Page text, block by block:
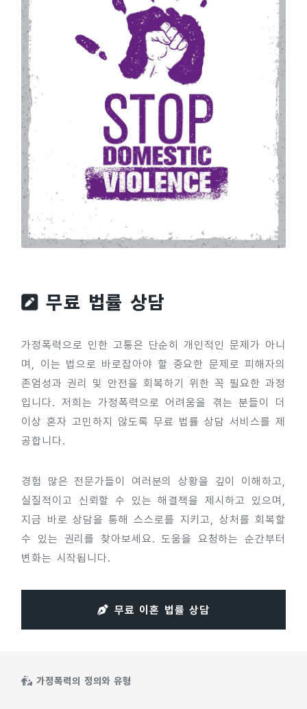
무료 법률 상담
가정폭력으로 인한 고통은 단순히 개인적인 문제가 아니
며, 이는 법으로 바로잡아야 할 중요한 문제로 피해자의
존엄성과 권리 및 안전을 회복하기 위한 꼭 필요한 과정
입니다. 저희는 가정폭력으로 어려움을 겪는 분들이 더
이상 혼자 고민하지 않도록 무료 법률 상담 서비스를 제
공합니다.
경험 많은 전문가들이 여러분의 상황을 깊이 이해하고,
실질적이고 신뢰할 수 있는 해결책을 제시하고 있으며,
지금 바로 상담을 통해 스스로를 지키고, 상처를 회복할
수 있는 권리를 찾아보세요. 도움을 요청하는 순간부터
변화는 시작됩니다.
무료 이혼 법률 상담
가정폭력의 정의와 유형